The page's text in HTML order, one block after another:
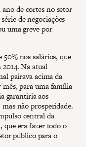
ano de cortes no setor
de negociações
uma greve por
nos salários, que
Na atual
pairava acima da
mês, para uma família
garantiria aos
não prosperidade.
central da
que era fazer todo o
público para o